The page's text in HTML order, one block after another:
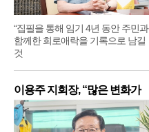
“집필을 통해 임기 4년 동안 주민과
함께한 희로애락을 기록으로 남길
것
이용주 지회장, “많은 변화가